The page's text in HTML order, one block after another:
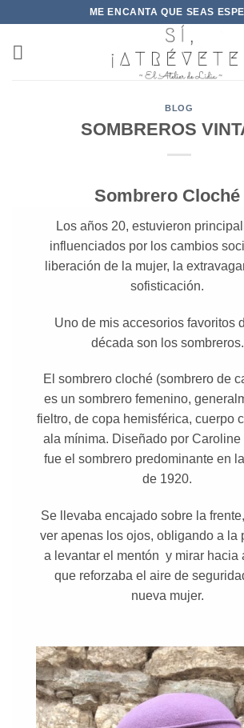
contenido
ME ENCANTA QUE SEAS
BLOG
SOMBREROS
Sombrero Cloché
Los años 20, estuvieron
influenciados por los cambios
liberación de la mujer, la
sofisticación.
Uno de mis accesorios favoritos
década son los sombreros.
El sombrero cloché (sombrero de
es un sombrero femenino,
fieltro, de copa hemisférica, cuerpo
ala mínima. Diseñado por Caroline
fue el sombrero predominante en
de 1920.
Se llevaba encajado sobre la
ver apenas los ojos, obligando a la
a levantar el mentón y mirar hacia
que reforzaba el aire de
nueva mujer.